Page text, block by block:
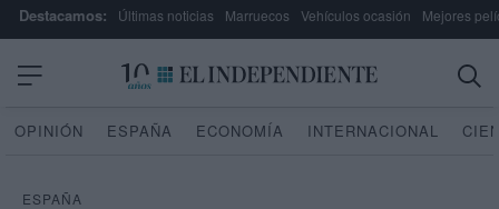
Destacamos: Últimas noticias Marruecos Vehículos ocasión Mejores
OPINIÓN ESPAÑA ECONOMÍA INTERNACIONAL
ESPAÑA